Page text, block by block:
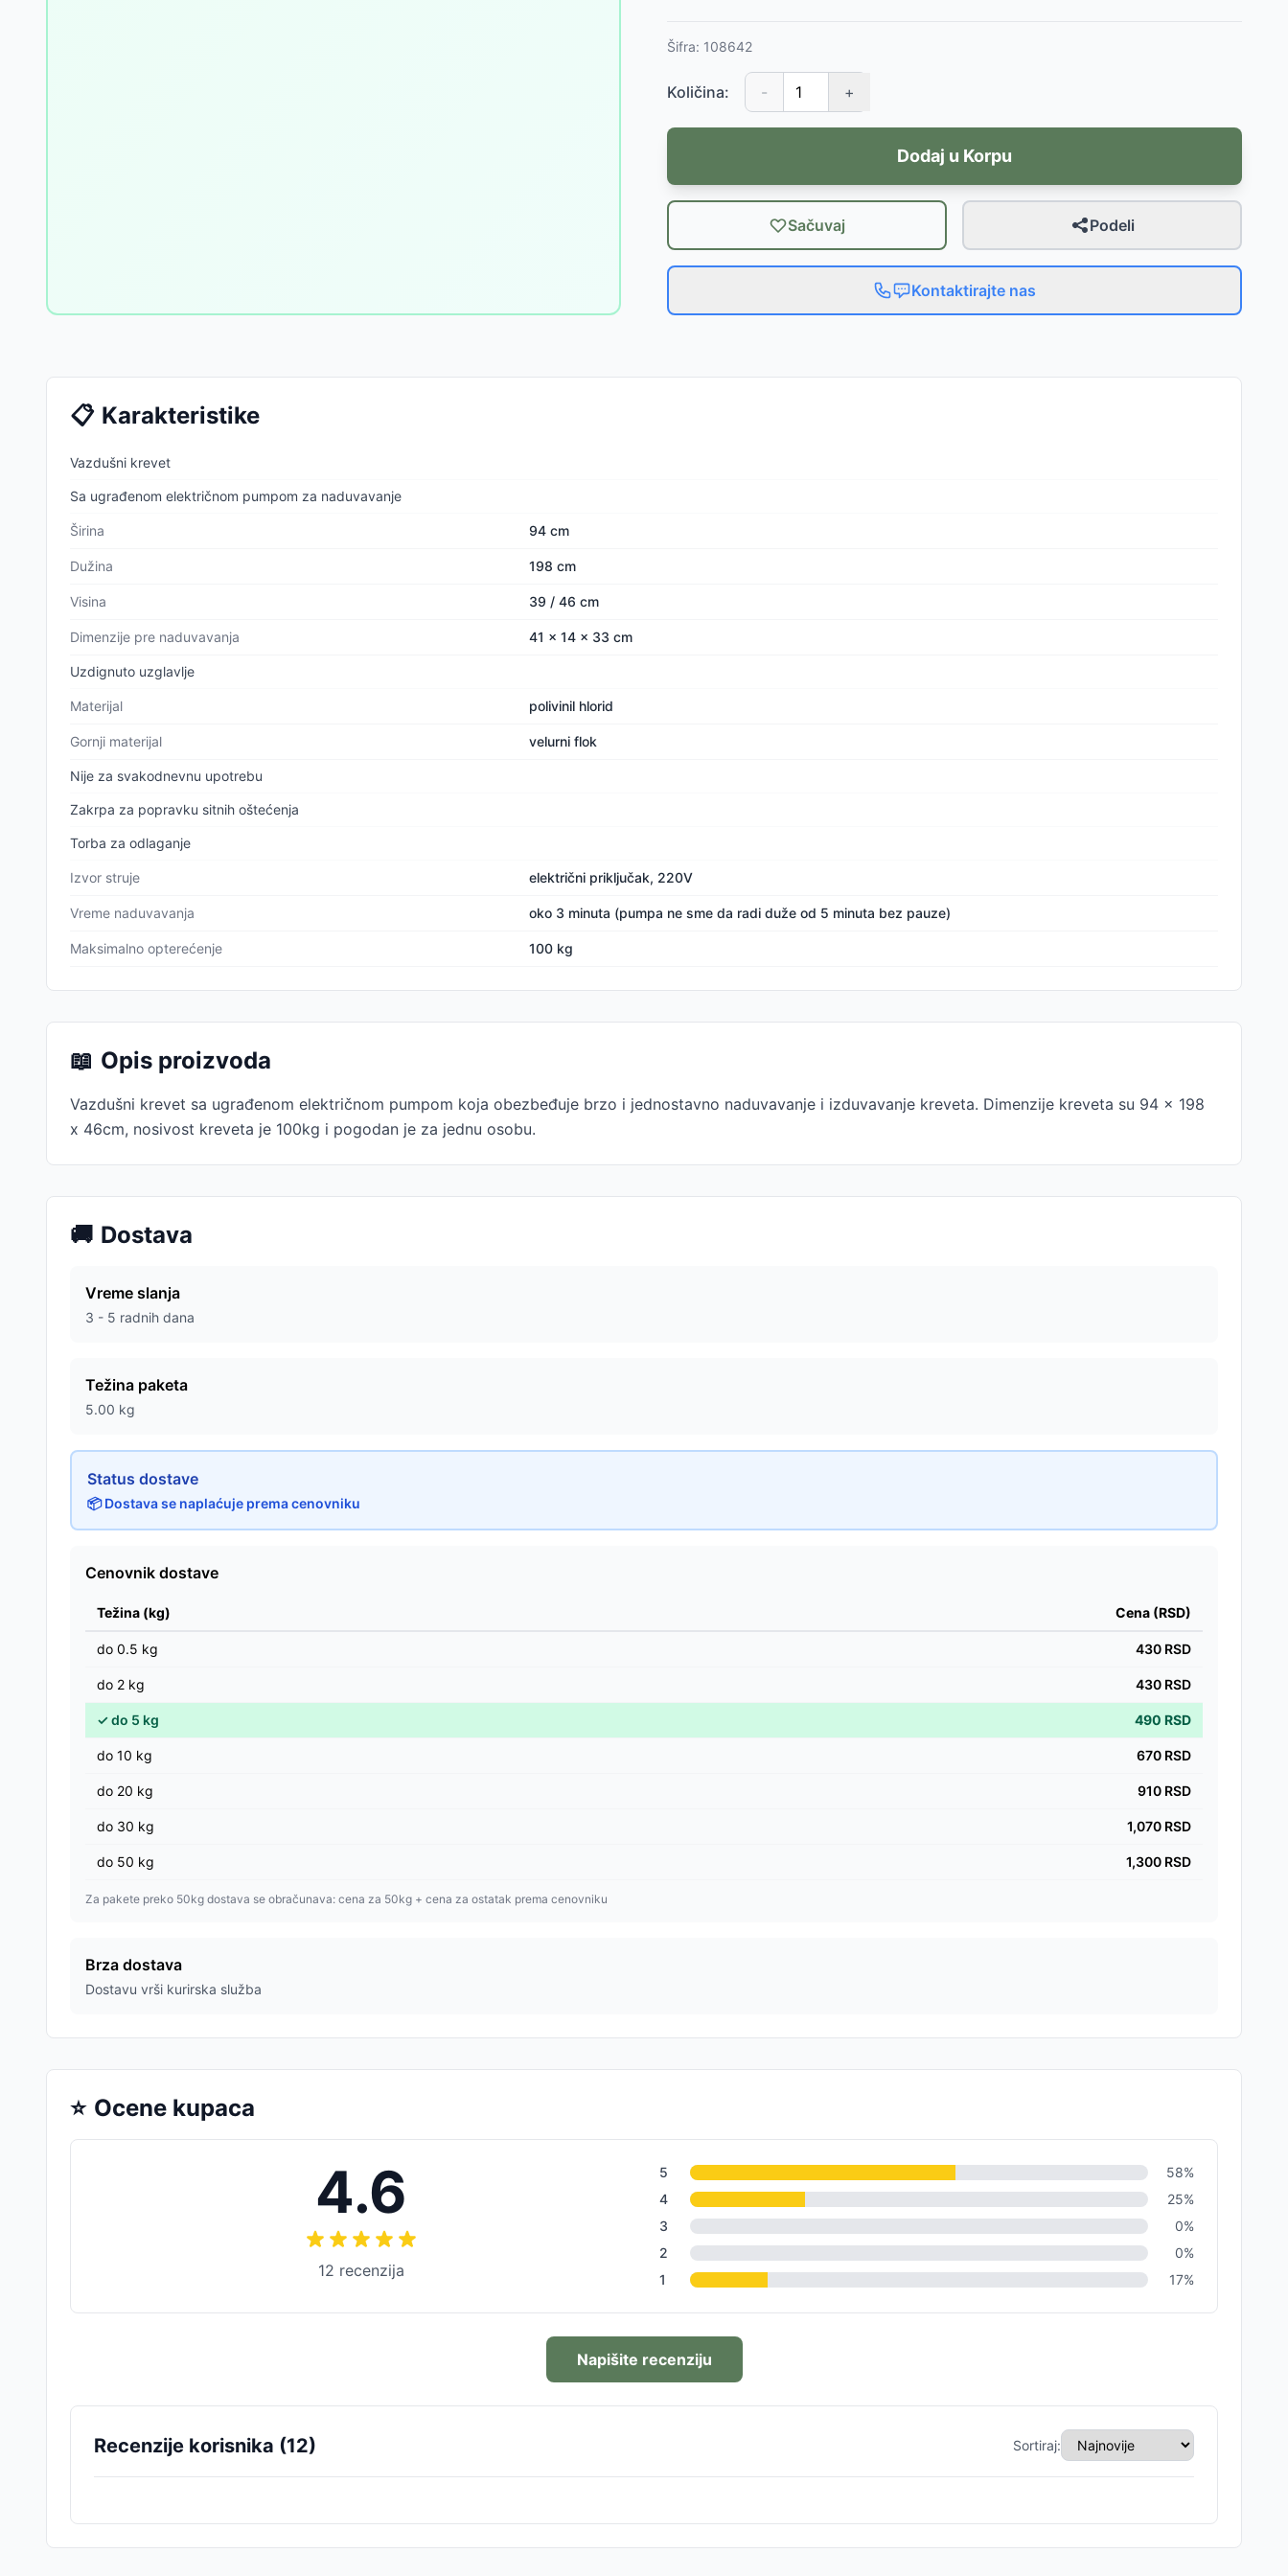
Šifra: 108642
Količina: - +
Dodaj u Korpu
Sačuvaj Podeli
Kontaktirajte nas
📋 Karakteristike
Vazdušni krevet
Sa ugrađenom električnom pumpom za naduvavanje
Širina 94 cm
Dužina 198 cm
Visina 39 / 46 cm
Dimenzije pre naduvavanja 41 x 14 x 33 cm
Uzdignuto uzglavlje
Materijal polivinil hlorid
Gornji materijal velurni flok
Nije za svakodnevnu upotrebu
Zakrpa za popravku sitnih oštećenja
Torba za odlaganje
Izvor struje električni priključak, 220V
Vreme naduvavanja oko 3 minuta (pumpa ne sme da radi duže od 5 minuta bez pauze)
Maksimalno opterećenje 100 kg
📖 Opis proizvoda
Vazdušni krevet sa ugrađenom električnom pumpom koja obezbeđuje brzo i jednostavno naduvavanje i izduvavanje kreveta. Dimenzije kreveta su 94 x 198
x 46cm, nosivost kreveta je 100kg i pogodan je za jednu osobu.
🚚 Dostava
Vreme slanja
3 - 5 radnih dana
Težina paketa
5.00 kg
Status dostave
📦 Dostava se naplaćuje prema cenovniku
Cenovnik dostave
Težina (kg) Cena (RSD)
do 0.5 kg 430 RSD
do 2 kg 430 RSD
✓do 5 kg 490 RSD
do 10 kg 670 RSD
do 20 kg 910 RSD
do 30 kg 1,070 RSD
do 50 kg 1,300 RSD
Za pakete preko 50kg dostava se obračunava: cena za 50kg + cena za ostatak prema cenovniku
Brza dostava
Dostavu vrši kurirska služba
⭐ Ocene kupaca
4.6
12 recenzija
5 58%
4
25%
3
0%
2
0%
1
17%
Napišite recenziju
Recenzije korisnika (12) Sortiraj: